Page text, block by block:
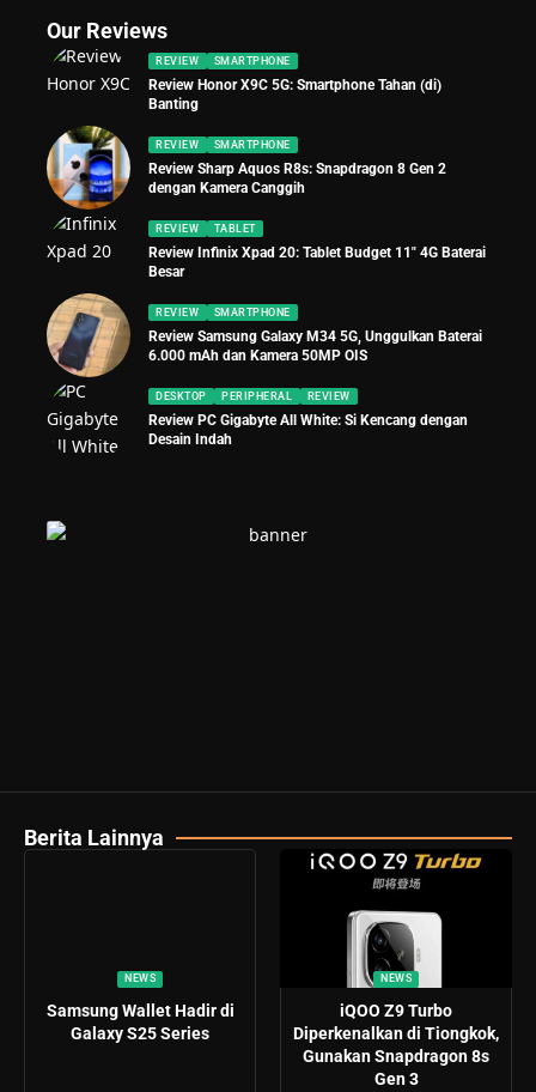
Our Reviews
REVIEW SMARTPHONE
Review Honor X9C 5G: Smartphone Tahan (di)
Banting
REVIEW SMARTPHONE
Review Sharp Aquos R8s: Snapdragon 8 Gen 2
dengan Kamera Canggih
REVIEW TABLET
Review Infinix Xpad 20: Tablet Budget 11″ 4G Baterai
Besar
REVIEW SMARTPHONE
Review Samsung Galaxy M34 5G, Unggulkan Baterai
6.000 mAh dan Kamera 50MP OIS
DESKTOP PERIPHERAL REVIEW
Review PC Gigabyte All White: Si Kencang dengan
Desain Indah
Berita Lainnya
NEWS
Samsung Wallet Hadir di
Galaxy S25 Series
NEWS
iQOO Z9 Turbo
Diperkenalkan di Tiongkok,
Gunakan Snapdragon 8s
Gen 3